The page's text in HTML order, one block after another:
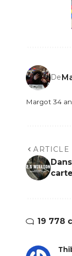
De
Margot 34
ARTICLE
19 778